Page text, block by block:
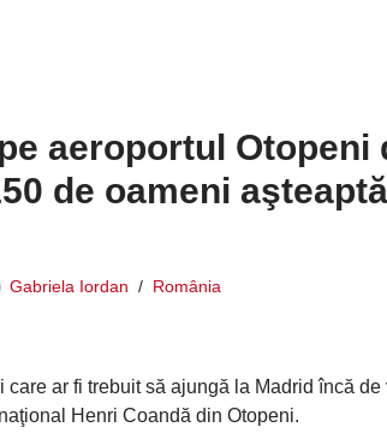
aeroportul Otopeni
de oameni
Gabriela Iordan România
care ar fi trebuit să ajungă la Madrid încă
Henri Coandă din Otopeni.